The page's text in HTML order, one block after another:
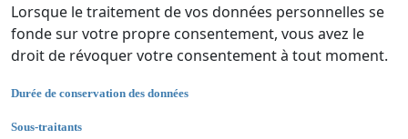
Lorsque le traitement de vos données personnelles se
fonde sur votre propre consentement, vous avez le
droit de révoquer votre consentement à tout moment.
Durée de conservation des données
Sous-traitants